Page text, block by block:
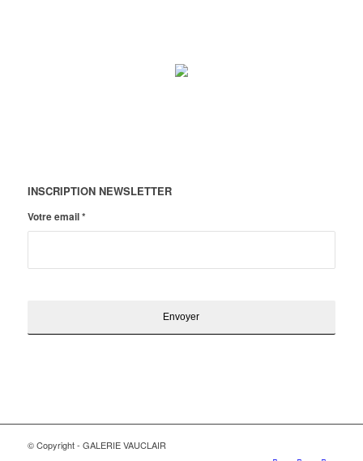
INSCRIPTION NEWSLETTER
Votre email*
© Copyright - GALERIE VAUCLAIR